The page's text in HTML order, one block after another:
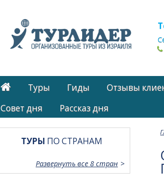
Туры Гиды Отзывы
Cовет дня
Рассказ дня
ТУРЫ ПО СТРАНАМ
Развернуть все 8 стран